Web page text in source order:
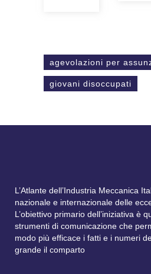
agevolazioni per
giovani disoccupati
L’Atlante dell’Industria Meccanica
nazionale e internazionale delle
L’obiettivo primario dell’iniziativa è
strumenti di comunicazione che
modo più efficace i fatti e i numeri
grande il comparto